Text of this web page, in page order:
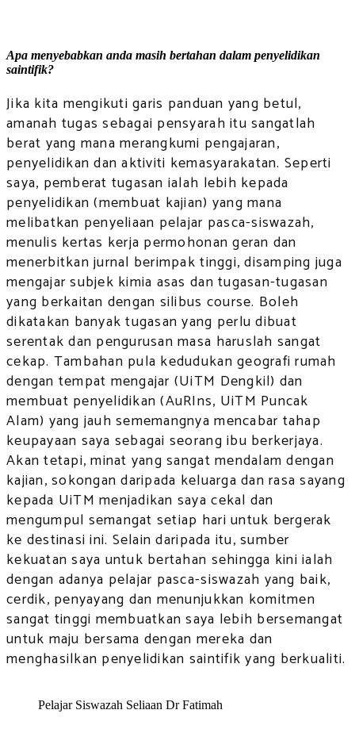
Apa menyebabkan anda masih bertahan dalam penyelidikan
saintifik?
Jika kita mengikuti garis panduan yang betul,
amanah tugas sebagai pensyarah itu sangatlah
berat yang mana merangkumi pengajaran,
penyelidikan dan aktiviti kemasyarakatan. Seperti
saya, pemberat tugasan ialah lebih kepada
penyelidikan (membuat kajian) yang mana
melibatkan penyeliaan pelajar pasca-siswazah,
menulis kertas kerja permohonan geran dan
menerbitkan jurnal berimpak tinggi, disamping juga
mengajar subjek kimia asas dan tugasan-tugasan
yang berkaitan dengan silibus course. Boleh
dikatakan banyak tugasan yang perlu dibuat
serentak dan pengurusan masa haruslah sangat
cekap. Tambahan pula kedudukan geografi rumah
dengan tempat mengajar (UiTM Dengkil) dan
membuat penyelidikan (AuRIns, UiTM Puncak
Alam) yang jauh sememangnya mencabar tahap
keupayaan saya sebagai seorang ibu berkerjaya.
Akan tetapi, minat yang sangat mendalam dengan
kajian, sokongan daripada keluarga dan rasa sayang
kepada UiTM menjadikan saya cekal dan
mengumpul semangat setiap hari untuk bergerak
ke destinasi ini. Selain daripada itu, sumber
kekuatan saya untuk bertahan sehingga kini ialah
dengan adanya pelajar pasca-siswazah yang baik,
cerdik, penyayang dan menunjukkan komitmen
sangat tinggi membuatkan saya lebih bersemangat
untuk maju bersama dengan mereka dan
menghasilkan penyelidikan saintifik yang berkualiti.
Pelajar Siswazah Seliaan Dr Fatimah